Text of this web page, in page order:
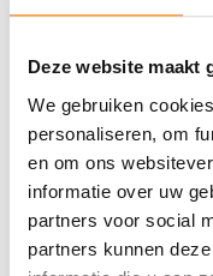
Deze website maakt
We gebruiken
personaliseren, om
en om ons
informatie over uw
partners voor social
partners kunnen
STORTPUNT ‘-42
AS MET ZWAVEL
KLEUR Bruin